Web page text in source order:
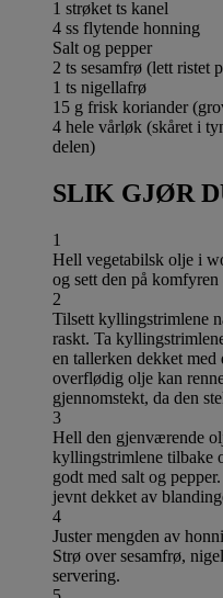
1 strøket ts kanel
4 ss flytende honning
Salt og pepper
2 ts sesamfrø (lett ristet
1 ts nigellafrø
15 g frisk koriander
4 hele vårløk (skåret i
delen)
SLIK GJØR
1
Hell vegetabilsk olje i
og sett den på
2
Tilsett kyllingstrimlene
raskt. Ta
en tallerken dekket
overflødig olje kan
gjennomstekt, da den
3
Hell den gjenværende
kyllingstrimlene tilbake
godt med salt og
jevnt dekket av
4
Juster mengden av
Strø over sesamfrø,
servering.